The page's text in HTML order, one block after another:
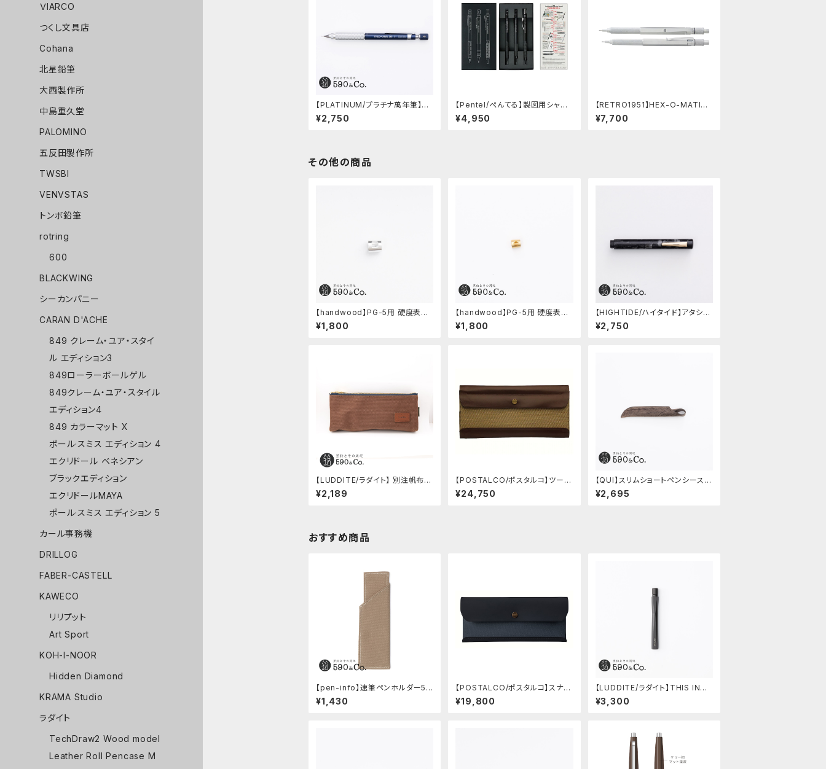
【PLATINUM/プラチナ萬年筆】PR
O-USE 241 シャープペンシル (ブ
ルー/0.5mm)
¥2,750
【Pentel/ぺんてる】製図用シャー
プペンシル 60周年限定3本セット
¥4,950
【RETRO1951】HEX-O-MATIC
ヘクソマティックシャープペンシル
(シルバー)
¥7,700
その他の商品
【handwood】PG-5用 硬度表示
窓 (超超ジュラルミン/正方形)
¥1,800
【handwood】PG-5用 硬度表示
窓 (真鍮/菱形窓)
¥1,800
【HIGHTIDE/ハイタイド】アタシェ
マーブル万年筆 (ブラック)
¥2,750
【LUDDITE/ラダイト】 別注帆布ベ
ンディペンケース (コーヒー)
¥2,189
【POSTALCO/ポスタルコ】ツール
ボックス (Olive Green)
¥24,750
【QUI】スリムショートペンシース・
クードゥー (ストーン)
¥2,695
おすすめ商品
【pen-info】速筆ペンホルダー59
0&Co.別注色 (ベージュ)
¥1,430
【POSTALCO/ポスタルコ】スナッ
プペンケース (Navy Blue)
¥19,800
【LUDDITE/ラダイト】THIS INDU
STRIAL 芯ケース2 (Factory Mo
del BK)
¥3,300
ＶIARCO
つくし文具店
Cohana
北星鉛筆
大西製作所
中島重久堂
PALOMINO
五反田製作所
TWSBI
VENVSTAS
トンボ鉛筆
rotring
600
BLACKWING
シーカンパニー
CARAN D'ACHE
849 クレーム・ユア・スタイ
ル エディション3
849ローラーボールゲル
849クレーム・ユア・スタイル
エディション4
849 カラーマット X
ポール·スミス エディション 4
エクリドール ベネシアン
ブラックエディション
エクリドールMAYA
ポール·スミス エディション 5
カール事務機
DRILLOG
FABER-CASTELL
KAWECO
リリプット
Art Sport
KOH-I-NOOR
Hidden Diamond
KRAMA Studio
ラダイト
TechDraw2 Wood model
Leather Roll Pencase M